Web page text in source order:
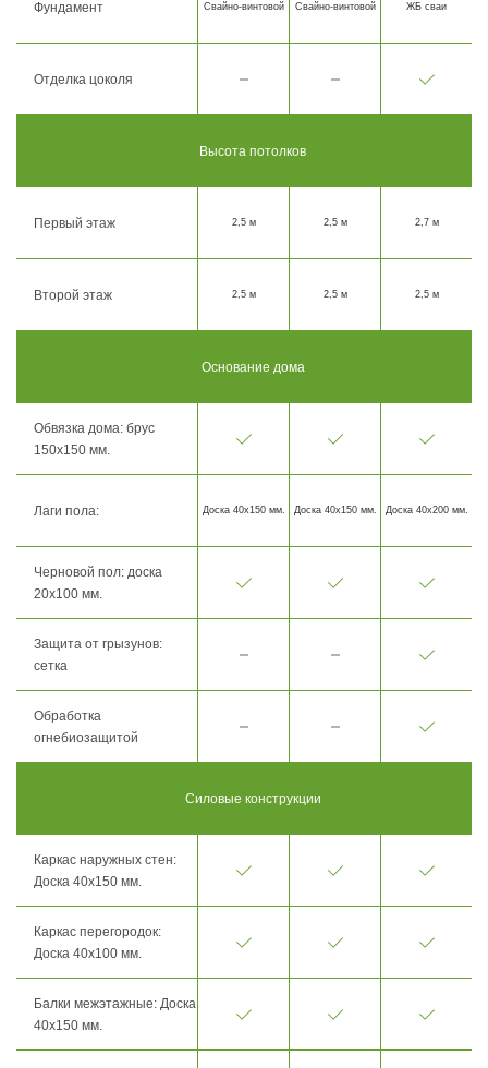
Фундамент Свайно-винтовой Свайно-винтовой ЖБ сваи
Отделка цоколя
Высота потолков
Первый этаж 2,5 м 2,5 м 2,7 м
Второй этаж 2,5 м 2,5 м 2,5 м
Основание дома
Обвязка дома: брус
150х150 мм.
Лаги пола: Доска 40х150 мм. Доска 40х150 мм. Доска 40х200 мм.
Черновой пол: доска
20х100 мм.
Защита от грызунов:
сетка
Обработка
огнебиозащитой
Силовые конструкции
Каркас наружных стен:
Доска 40х150 мм.
Каркас перегородок:
Доска 40х100 мм.
Балки межэтажные: Доска
40х150 мм.